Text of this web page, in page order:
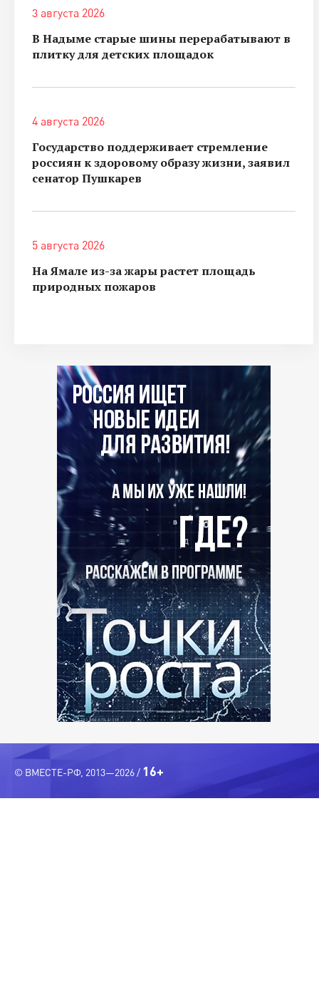
3 августа 2026
В Надыме старые шины перерабатывают в
плитку для детских площадок
4 августа 2026
Государство поддерживает стремление
россиян к здоровому образу жизни, заявил
сенатор Пушкарев
5 августа 2026
На Ямале из-за жары растет площадь
природных пожаров
© ВМЕСТЕ-РФ, 2013—2026 / 16+